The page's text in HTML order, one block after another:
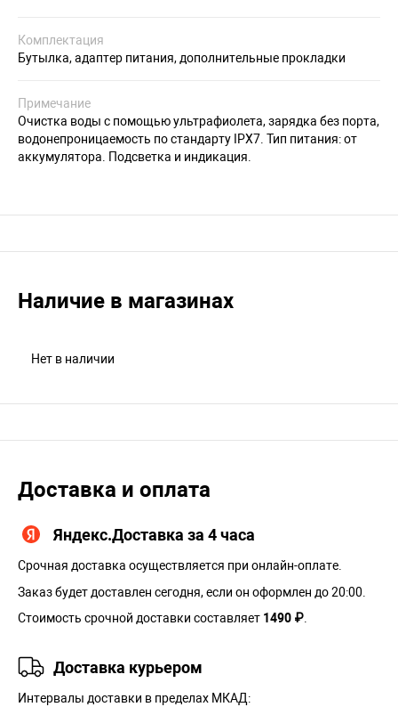
Комплектация
Бутылка, адаптер питания, дополнительные прокладки
Примечание
Очистка воды с помощью ультрафиолета, зарядка без порта,
водонепроницаемость по стандарту IPX7. Тип питания: от
аккумулятора. Подсветка и индикация.
Наличие в магазинах
Нет в наличии
Доставка и оплата
Яндекс.Доставка за 4 часа
Срочная доставка осуществляется при онлайн-оплате.
Заказ будет доставлен сегодня, если он оформлен до 20:00.
Стоимость срочной доставки составляет 1490 ₽.
Доставка курьером
Интервалы доставки в пределах МКАД: